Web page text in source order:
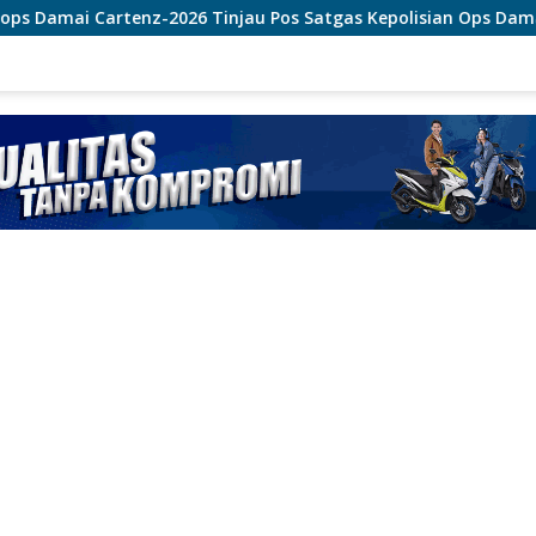
Pos Satgas Kepolisian Ops Damai Cartenz di Sinak,